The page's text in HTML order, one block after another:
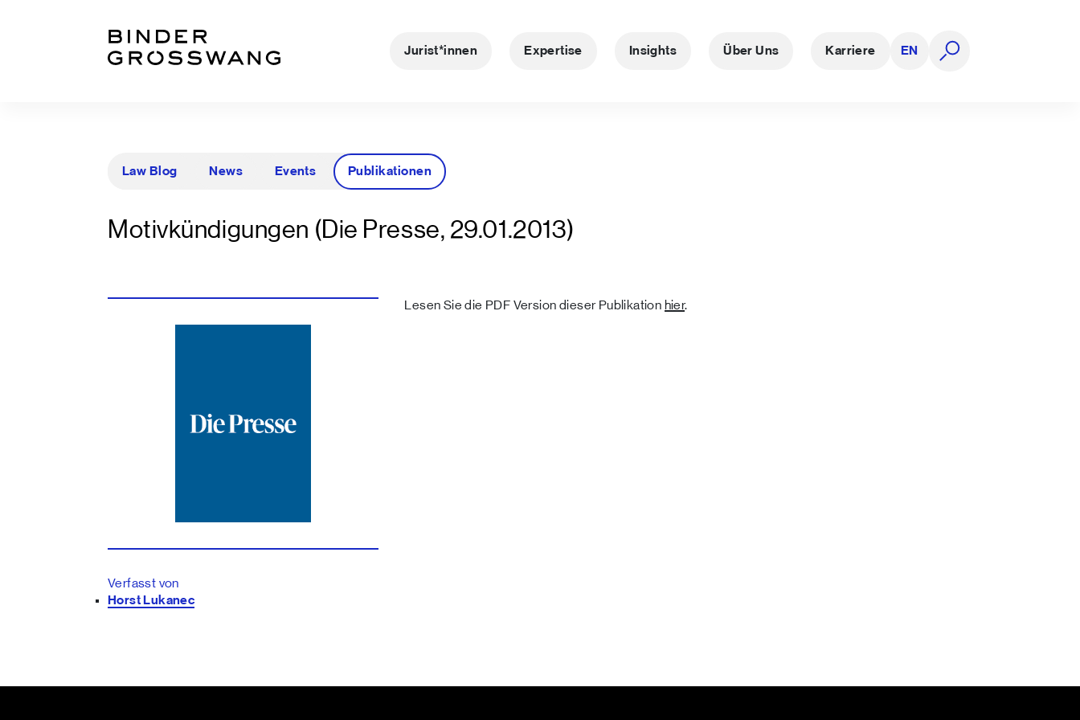
Jurist*innen Expertise Insights Über Uns Karriere EN
Law Blog News Events Publikationen
Motivkündigungen (Die Presse, 29.01.2013)
Verfasst von
Horst Lukanec
Lesen Sie die PDF Version dieser Publikation hier.